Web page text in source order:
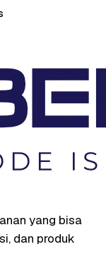
yang bisa
dan produk